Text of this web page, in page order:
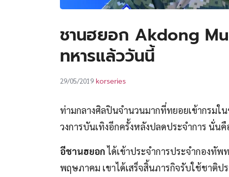
ชานฮยอก Akdong
ทหารแล้ววันนี้
29/05/2019 korseries
ท่ามกลางศิลปินจำนวนมากที่ทยอยเข้ากรม
วงการบันเทิงอีกครั้งหลังปลดประจำการ นั่นคื
อีชานฮยอกได้เข้าประจำการประจำกองทัพ
พฤษภาคม เขาได้เสร็จสิ้นภารกิจรับใช้ชาติป